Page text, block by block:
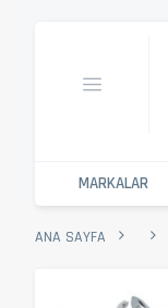
MARKALAR
ANA SAYFA